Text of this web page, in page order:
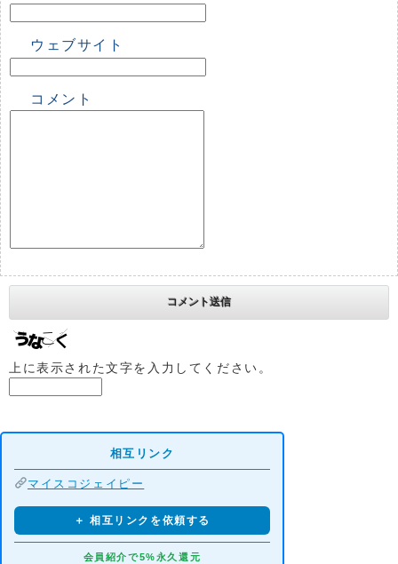
ウェブサイト
コメント
上に表示された文字を入力してください。
相互リンク
マイスコジェイピー
＋ 相互リンクを依頼する
会員紹介で5%永久還元